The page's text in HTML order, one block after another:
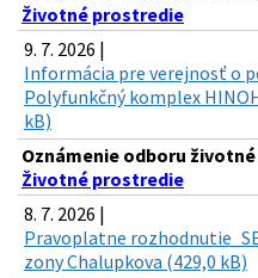
Životné prostredie
9. 7. 2026 |
Informácia pre verejnosť o
Polyfunkčný komplex
kB)
Oznámenie odboru
Životné prostredie
8. 7. 2026 |
Pravoplatne
zony Chalupkova (429,0 kB)